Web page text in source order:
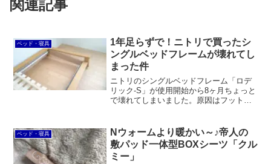
関連記事
ベッド・寝具
1年足らずで！ニトリで買ったシ
ングルベッドフレームが壊れてし
まった件
ニトリのシングルベッドフレーム「ロデ
リック-S」が使用開始から8ヶ月ちょっと
で壊れてしまいました。原因はフットボ
えました。
ベッド・寝具
Nウォームより暖かい～♪帝人の
敷パッド一体型BOXシーツ「クル
ミー」